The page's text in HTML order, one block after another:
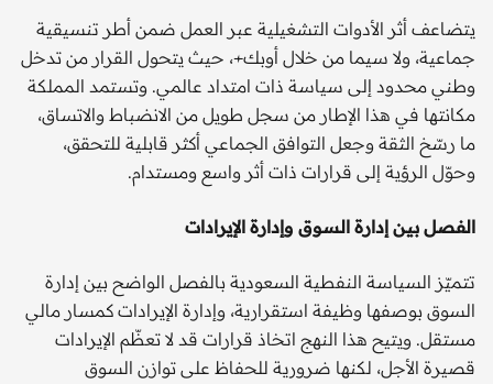
يتضاعف أثر الأدوات التشغيلية عبر العمل ضمن أطر تنسيقية
جماعية، ولا سيما من خلال أوبك+، حيث يتحول القرار من تدخل
وطني محدود إلى سياسة ذات امتداد عالمي. وتستمد المملكة
مكانتها في هذا الإطار من سجل طويل من الانضباط والاتساق،
ما رسّخ الثقة وجعل التوافق الجماعي أكثر قابلية للتحقق،
وحوّل الرؤية إلى قرارات ذات أثر واسع ومستدام.
الفصل بين إدارة السوق وإدارة الإيرادات
تتميّز السياسة النفطية السعودية بالفصل الواضح بين إدارة
السوق بوصفها وظيفة استقرارية، وإدارة الإيرادات كمسار مالي
مستقل. ويتيح هذا النهج اتخاذ قرارات قد لا تعظّم الإيرادات
قصيرة الأجل، لكنها ضرورية للحفاظ على توازن السوق